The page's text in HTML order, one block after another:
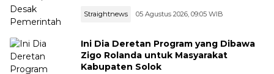
Straightnews 05 Agustus 2026, 09:05 WIB
Ini Dia Deretan Program yang Dibawa
Zigo Rolanda untuk Masyarakat
Kabupaten Solok